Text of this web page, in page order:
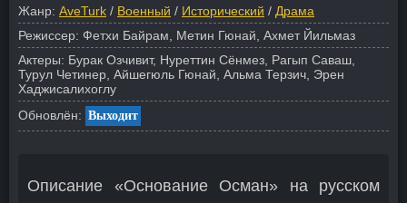
Жанр: AveTurk / Военный / Исторический / Драма
Режиссер: Фетхи Байрам, Метин Гюнай, Ахмет Йильмаз
Актеры: Бурак Озчивит, Нуреттин Сёнмез, Рагып Саваш,
Турул Четинер, Айшегюль Гюнай, Альма Терзич, Эрен
Хаджисалихоглу
Обновлён: Выходит
Описание «Основание Осман» на русском